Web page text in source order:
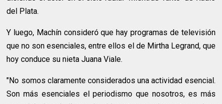
del Plata.
Y luego, Machín consideró que hay programas de televisión
que no son esenciales, entre ellos el de Mirtha Legrand, que
hoy conduce su nieta Juana Viale.
"No somos claramente considerados una actividad esencial.
Son más esenciales el periodismo que nosotros, es más